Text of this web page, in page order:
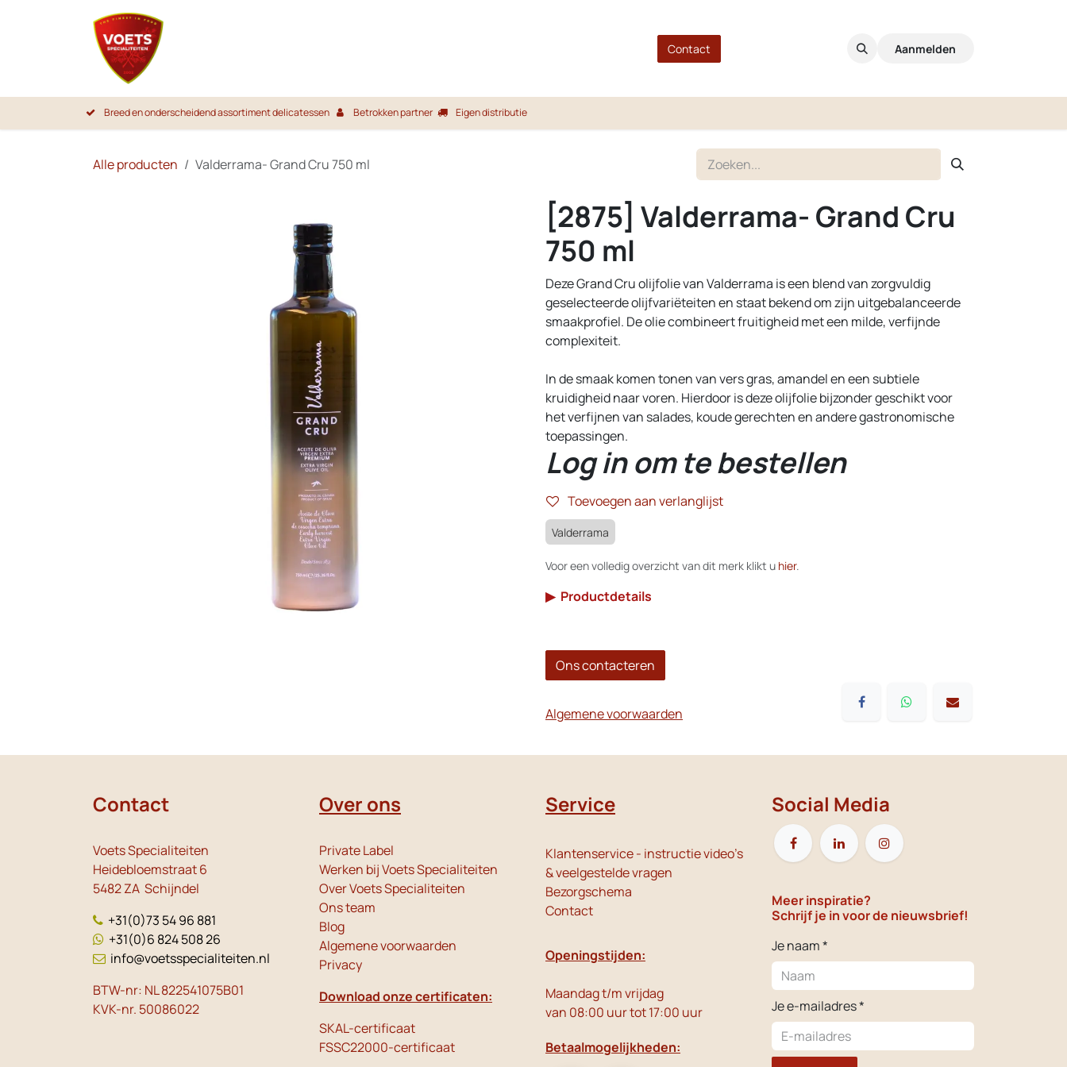
Overslaan naar inhoud
Contact Aanmelden
Breed en onderscheidend assortiment delicatessen Betrokken partner Eigen distributie
Alle producten Valderrama- Grand Cru 750 ml
[2875] Valderrama- Grand Cru
750 ml
Deze Grand Cru olijfolie van Valderrama is een blend van zorgvuldig
geselecteerde olijfvariëteiten en staat bekend om zijn uitgebalanceerde
smaakprofiel. De olie combineert fruitigheid met een milde, verfijnde
complexiteit.
In de smaak komen tonen van vers gras, amandel en een subtiele
kruidigheid naar voren. Hierdoor is deze olijfolie bijzonder geschikt voor
het verfijnen van salades, koude gerechten en andere gastronomische
toepassingen.
Log in om te bestellen
Toevoegen aan verlanglijst
Valderrama
Voor een volledig overzicht van dit merk klikt u hier.
▶ Productdetails
Ons contacteren
Algemene voorwaarden
Contact
Voets Specialiteiten
Heidebloemstraat 6
5482 ZA Schijndel
+31(0)73 54 96 881
+31(0)6 824 508 26
info@voetsspecialiteiten.nl
BTW-nr: NL 822541075B01
KVK-nr. 50086022
Over ons
Private Label
Werken bij Voets Specialiteiten
Over Voets Specialiteiten
Ons team
Blog
Algemene voorwaarden
Privacy
Download onze certificaten:
SKAL-certificaat
FSSC22000-certificaat
Service
Klantenservice - instructie video's
& veelgestelde vragen
Bezorgschema
Contact
Openingstijden:
Maandag t/m vrijdag
van 08:00 uur tot 17:00 uur
Betaalmogelijkheden:
Social Media
Meer inspiratie?
Schrijf je in voor de nieuwsbrief!
Je naam *
Je e-mailadres *